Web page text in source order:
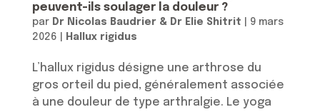
peuvent-ils soulager la douleur ?
par Dr Nicolas Baudrier & Dr Elie Shitrit
9 mars
2026
Hallux rigidus
L’hallux rigidus désigne une arthrose du
gros orteil du pied, généralement associée
à une douleur de type arthralgie. Le yoga